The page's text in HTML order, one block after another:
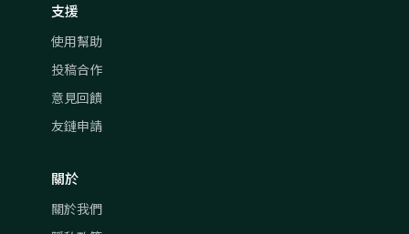
支援
使用幫助
投稿合作
意見回饋
友鏈申請
關於
關於我們